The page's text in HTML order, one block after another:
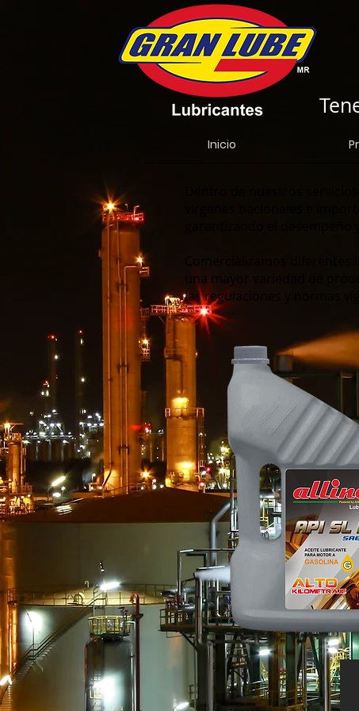
Inicio
Dentro de nuestros
vírgenes nacionales e
Comercializamos
una mayor variedad de
las regulaciones y normas